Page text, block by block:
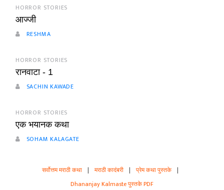
HORROR STORIES
आज्जी
RESHMA
HORROR STORIES
रानवाटा - 1
SACHIN KAWADE
HORROR STORIES
एक भयानक कथा
SOHAM KALAGATE
सर्वोत्तम मराठी कथा | मराठी कादंबरी | प्रेम कथा पुस्तके |
Dhananjay Kalmaste पुस्तके PDF